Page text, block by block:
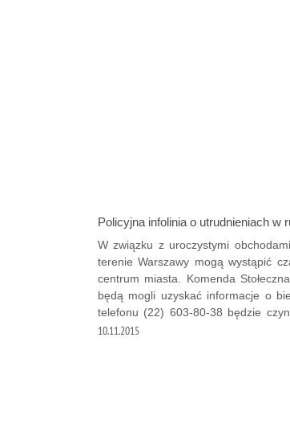
Policyjna infolinia o utrudnieniach w
W związku z uroczystymi
terenie Warszawy mogą wystąpić
centrum miasta. Komenda
będą mogli uzyskać informacje o
telefonu (22) 603-80-38 będzie
10.11.2015